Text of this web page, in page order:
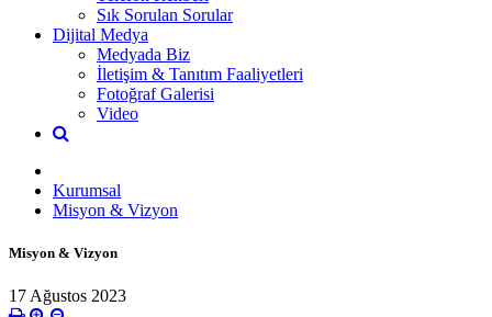
Sık Sorulan Sorular
Dijital Medya
Medyada Biz
İletişim & Tanıtım Faaliyetleri
Fotoğraf Galerisi
Video
Kurumsal
Misyon & Vizyon
Misyon & Vizyon
17 Ağustos 2023